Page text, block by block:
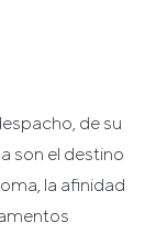
de su
son el destino
la afinidad